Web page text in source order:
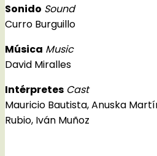
Sonido Sound
Curro Burguillo
Música Music
David Miralles
Intérpretes Cast
Mauricio Bautista, Anuska
Rubio, Iván Muñoz